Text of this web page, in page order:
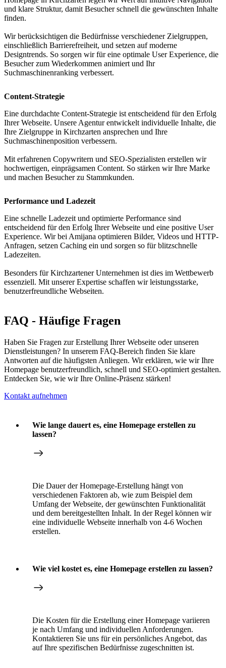
und klare Struktur, damit Besucher schnell die gewünschten Inhalte
finden.
Wir berücksichtigen die Bedürfnisse verschiedener Zielgruppen,
einschließlich Barrierefreiheit, und setzen auf moderne
Designtrends. So sorgen wir für eine optimale User Experience, die
Besucher zum Wiederkommen animiert und Ihr
Suchmaschinenranking verbessert.
Content-Strategie
Eine durchdachte Content-Strategie ist entscheidend für den Erfolg
Ihrer Webseite. Unsere Agentur entwickelt individuelle Inhalte, die
Ihre Zielgruppe in Kirchzarten ansprechen und Ihre
Suchmaschinenposition verbessern.
Mit erfahrenen Copywritern und SEO-Spezialisten erstellen wir
hochwertigen, einprägsamen Content. So stärken wir Ihre Marke
und machen Besucher zu Stammkunden.
Performance und Ladezeit
Eine schnelle Ladezeit und optimierte Performance sind
entscheidend für den Erfolg Ihrer Webseite und eine positive User
Experience. Wir bei Amijana optimieren Bilder, Videos und HTTP-
Anfragen, setzen Caching ein und sorgen so für blitzschnelle
Ladezeiten.
Besonders für Kirchzartener Unternehmen ist dies im Wettbewerb
essenziell. Mit unserer Expertise schaffen wir leistungsstarke,
benutzerfreundliche Webseiten.
FAQ - Häufige Fragen
Haben Sie Fragen zur Erstellung Ihrer Webseite oder unseren
Dienstleistungen? In unserem FAQ-Bereich finden Sie klare
Antworten auf die häufigsten Anliegen. Wir erklären, wie wir Ihre
Homepage benutzerfreundlich, schnell und SEO-optimiert gestalten.
Entdecken Sie, wie wir Ihre Online-Präsenz stärken!
Kontakt aufnehmen
Wie lange dauert es, eine Homepage erstellen zu
lassen?
Die Dauer der Homepage-Erstellung hängt von
verschiedenen Faktoren ab, wie zum Beispiel dem
Umfang der Webseite, der gewünschten Funktionalität
und dem bereitgestellten Inhalt. In der Regel können wir
eine individuelle Webseite innerhalb von 4-6 Wochen
erstellen.
Wie viel kostet es, eine Homepage erstellen zu lassen?
Die Kosten für die Erstellung einer Homepage variieren
je nach Umfang und individuellen Anforderungen.
Kontaktieren Sie uns für ein persönliches Angebot, das
auf Ihre spezifischen Bedürfnisse zugeschnitten ist.